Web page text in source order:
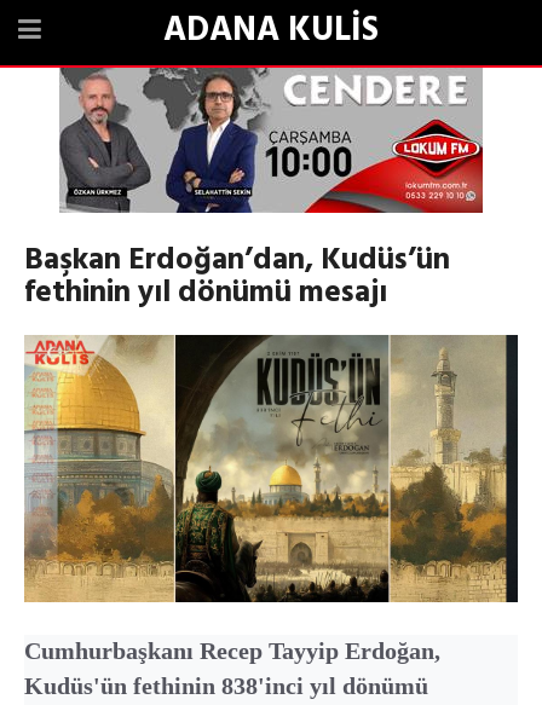
ADANA KULİS
Başkan Erdoğan’dan, Kudüs’ün
fethinin yıl dönümü mesajı
Cumhurbaşkanı Recep Tayyip Erdoğan,
Kudüs'ün fethinin 838'inci yıl dönümü